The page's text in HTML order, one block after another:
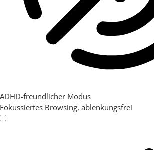
ADHD-freundlicher Modus
Fokussiertes Browsing, ablenkungsfrei